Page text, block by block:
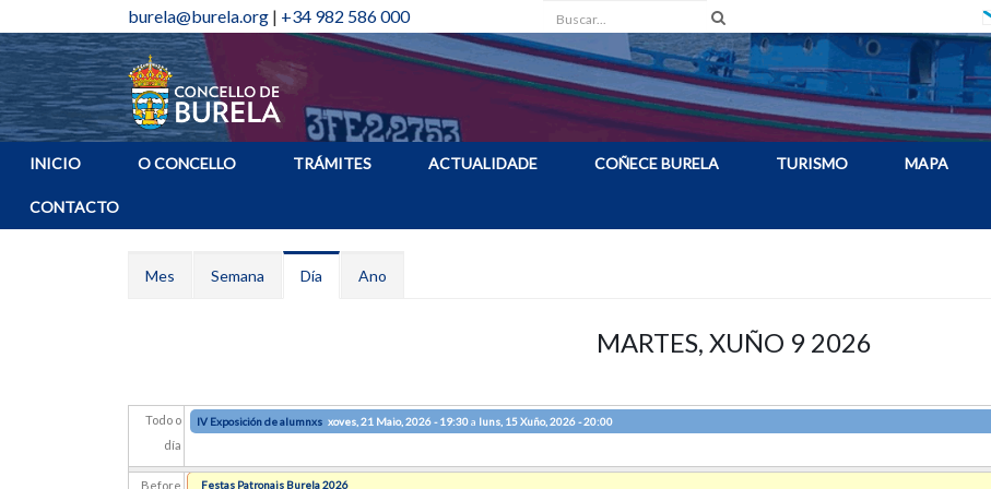
burela@burela.org | +34 982 586 000 Buscar
INICIO O CONCELLO TRÁMITES ACTUALIDADE COÑECE BURELA TURISMO MAPA
CONTACTO
Pestanas principais
Mes Semana Día (solapaAno
MARTES, XUÑO 9 2026
Todo o
día
IV Exposición de alumnxs xoves, 21 Maio, 2026 - 19:30a luns, 15 Xuño, 2026 - 20:00
Before Festas Patronais Burela 2026